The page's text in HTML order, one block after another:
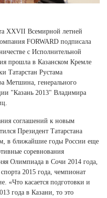
XXVII Всемирной летней
FORWARD подписала
с Исполнительной
прошла в Казанском Кремле
Татарстан Рустама
Метшина, генерального
"Казань 2013" Владимира
соглашений к новым
Президент Татарстана
в ближайшие годы России еще
соревнования
Олимпиада в Сочи 2014 года,
2015 года, чемпионат
«Что касается подготовки и
года в Казани, то это